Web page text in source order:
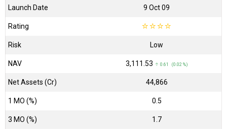
Launch Date 9 Oct 09
Rating ☆☆☆☆
Risk Low
NAV ₹3,111.53 ↑ 0.61 (0.02 %)
Net Assets (Cr) ₹44,866
1 MO (%) 0.5
3 MO (%) 1.7